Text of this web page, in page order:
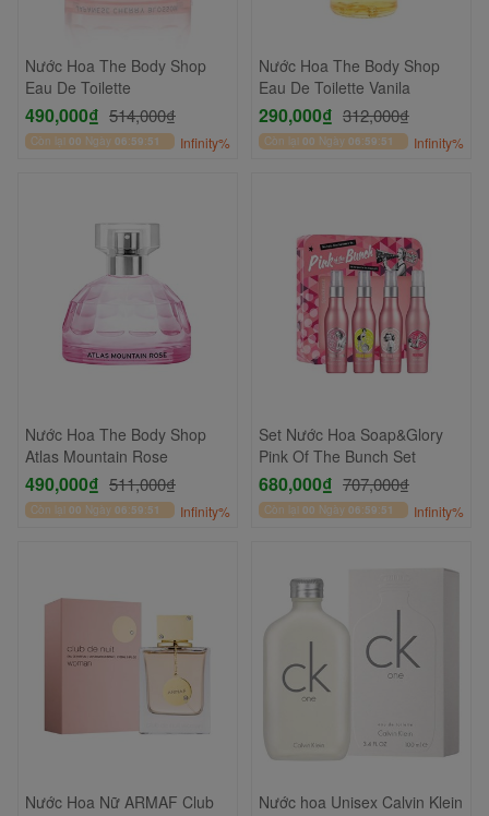
Nước Hoa The Body Shop
Eau De Toilette
490,000₫ 514,000₫
Còn lại 00 Ngày 06:59:51 Infinity%
Nước Hoa The Body Shop
Eau De Toilette Vanila
290,000₫ 312,000₫
Còn lại 00 Ngày 06:59:51 Infinity%
Nước Hoa The Body Shop
Atlas Mountain Rose
490,000₫ 511,000₫
Còn lại 00 Ngày 06:59:51 Infinity%
Set Nước Hoa Soap&Glory
Pink Of The Bunch Set
680,000₫ 707,000₫
Còn lại 00 Ngày 06:59:51 Infinity%
Nước Hoa Nữ ARMAF Club
Nước hoa Unisex Calvin Klein